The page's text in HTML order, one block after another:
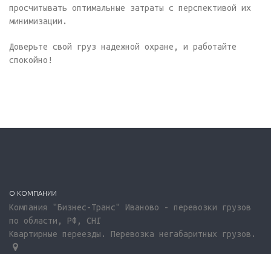
просчитывать оптимальные затраты с перспективой их
минимизации.
Доверьте свой груз надежной охране, и работайте
спокойно!
О КОМПАНИИ
Компания "Бизнес-Транс" Иваново - перевозки грузов
по области, РФ, СНГ
Квартирные переезды. Перевозка негабаритных грузов.